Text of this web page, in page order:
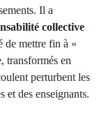
Il a
collective
de mettre fin à «
transformés en
perturbent les
et des enseignants.